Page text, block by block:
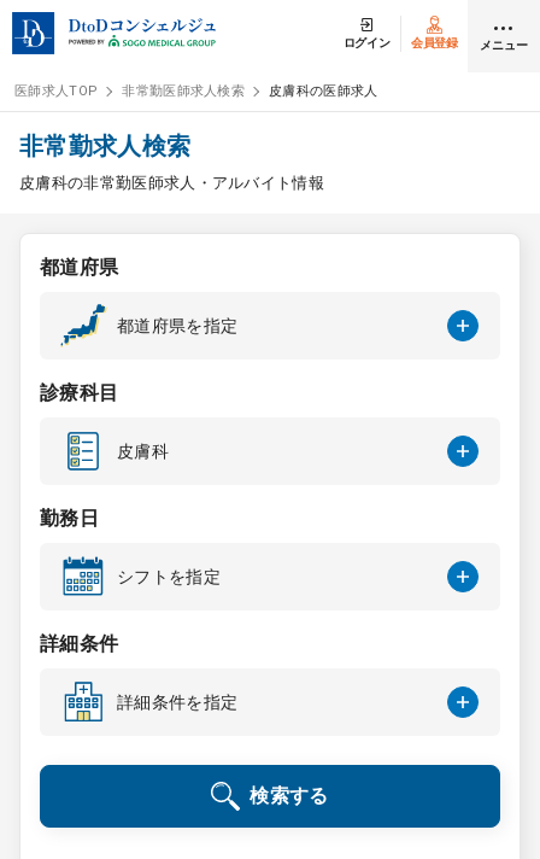
ログイン 会員登録 メニュー
ログイン
医師求人
常勤検索
スポット検索
DtoDの転職・
コンサルタント
成功事例
転職ノウハウ
9:00 ～ 18:00（平日）
0120-337-613
医師求人TOP 非常勤医師求人検索 皮膚科の医師求人
非常勤求人検索
皮膚科の非常勤医師求人・アルバイト情報
都道府県
都道府県を指定
診療科目
皮膚科
勤務日
シフトを指定
詳細条件
詳細条件を指定
検索する